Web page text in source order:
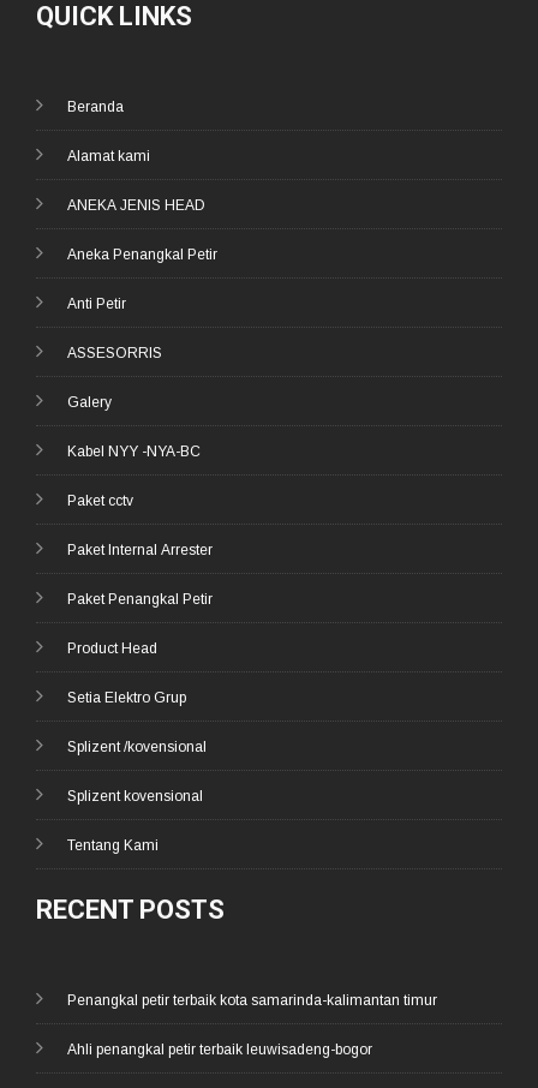
QUICK LINKS
Beranda
Alamat kami
ANEKA JENIS HEAD
Aneka Penangkal Petir
Anti Petir
ASSESORRIS
Galery
Kabel NYY -NYA-BC
Paket cctv
Paket Internal Arrester
Paket Penangkal Petir
Product Head
Setia Elektro Grup
Splizent /kovensional
Splizent kovensional
Tentang Kami
RECENT POSTS
Penangkal petir terbaik kota samarinda-kalimantan timur
Ahli penangkal petir terbaik leuwisadeng-bogor